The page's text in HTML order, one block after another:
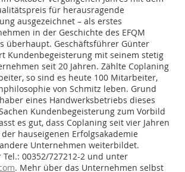
für herausragende
ausgezeichnet – als erstes
in der Geschichte des EFQM
überhaupt. Geschäftsführer Günter
Kundenbegeisterung mit seinem stetig
seit 20 Jahren. Zählte Coplaning
so sind es heute 100 Mitarbeiter,
von Schmitz leben. Grund
eines Handwerksbetriebs dieses
Kundenbegeisterung zum Vorbild
es gut, dass Coplaning seit vier Jahren
hauseigenen Erfolgsakademie
Unternehmen weiterbildet.
00352/727212-2 und unter
. Mehr über das Unternehmen selbst